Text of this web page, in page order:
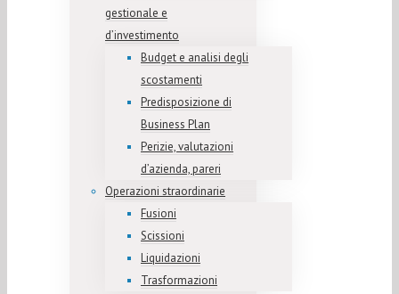
gestionale e
d’investimento
Budget e analisi degli
scostamenti
Predisposizione di
Business Plan
Perizie, valutazioni
d’azienda, pareri
Operazioni straordinarie
Fusioni
Scissioni
Liquidazioni
Trasformazioni